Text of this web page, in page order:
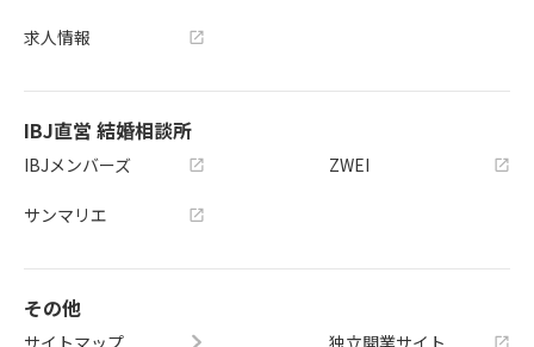
求人情報
IBJ直営 結婚相談所
IBJメンバーズ
サンマリエ
ZWEI
その他
サイトマップ
独立開業サイト